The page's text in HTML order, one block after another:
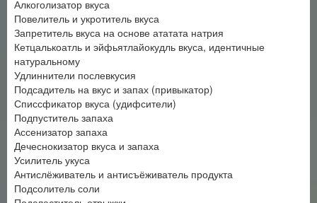
Алкоголизатор вкуса
Повелитель и укротитель вкуса
Запретитель вкуса на основе ататата натрия
Кетцалькоатль и эйфьятлайокудль вкуса, идентичные
натуральному
Удлиннители послевкусия
Подсадитель на вкус и запах (привыкатор)
Списсфикатор вкуса (удифсители)
Подпуститель запаха
Ассенизатор запаха
Дечеснокизатор вкуса и запаха
Усилитель укуса
Антислёживатель и антисъёживатель продукта
Подсолитель соли